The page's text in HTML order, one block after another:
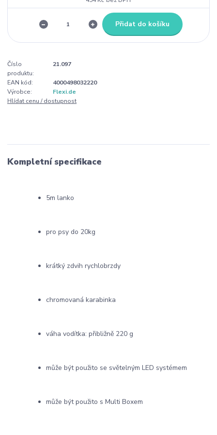
Přidat do košíku
Číslo
produktu:
21.097
EAN kód:
4000498032220
Výrobce:
Flexi.de
Hlídat cenu / dostupnost
Kompletní specifikace
5m lanko
pro psy do 20kg
krátký zdvih rychlobrzdy
chromovaná karabinka
váha vodítka: přibližně 220 g
může být použito se světelným LED systémem
může být použito s Multi Boxem